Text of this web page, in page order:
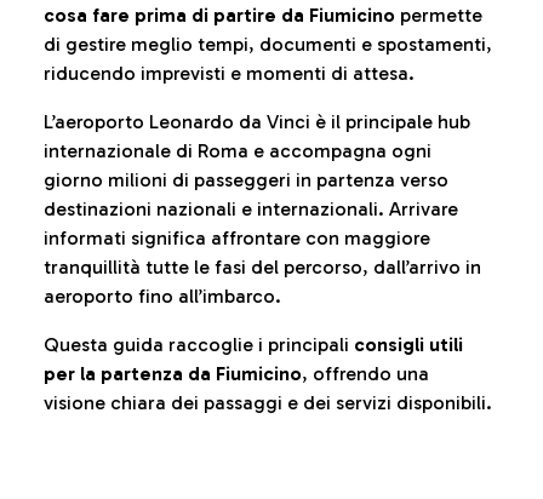
cosa fare prima di partire da Fiumicino permette
di gestire meglio tempi, documenti e spostamenti,
riducendo imprevisti e momenti di attesa.
L’aeroporto Leonardo da Vinci è il principale hub
internazionale di Roma e accompagna ogni
giorno milioni di passeggeri in partenza verso
destinazioni nazionali e internazionali. Arrivare
informati significa affrontare con maggiore
tranquillità tutte le fasi del percorso, dall’arrivo in
aeroporto fino all’imbarco.
Questa guida raccoglie i principali consigli utili
per la partenza da Fiumicino, offrendo una
visione chiara dei passaggi e dei servizi disponibili.